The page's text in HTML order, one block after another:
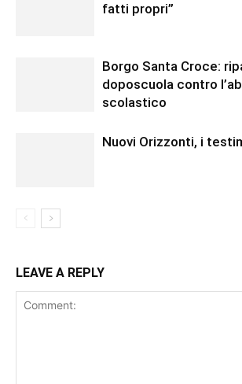
fatti propri”
Borgo Santa Croce:
doposcuola contro
scolastico
Nuovi Orizzonti, i
LEAVE A REPLY